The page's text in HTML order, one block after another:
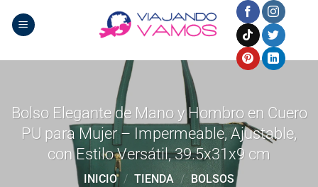
Bolso Elegante de Mano y Hombro en Cuero
PU para Mujer – Impermeable, Ajustable,
con Estilo Versátil, 39.5x31x9 cm
INICIO / TIENDA / BOLSOS